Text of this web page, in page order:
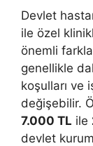
Devlet
ile özel
önemli
genellikle
koşulları ve
değişebilir.
7.000 TL ile
devlet